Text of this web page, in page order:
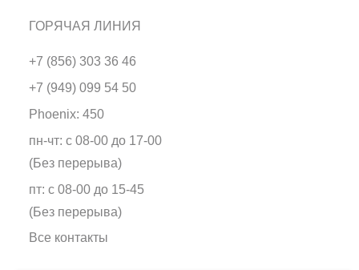
ГОРЯЧАЯ ЛИНИЯ
+7 (856) 303 36 46
+7 (949) 099 54 50
Phoenix: 450
пн-чт: с 08-00 до 17-00
(Без перерыва)
пт: с 08-00 до 15-45
(Без перерыва)
Все контакты